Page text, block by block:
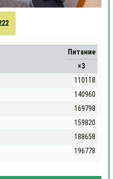
Питание
×3
110118
140960
169798
159820
188658
196778